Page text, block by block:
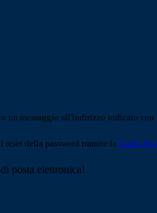
un messaggio all'indirizzo indicato con
reset della password tramite la Login
posta elettronica!